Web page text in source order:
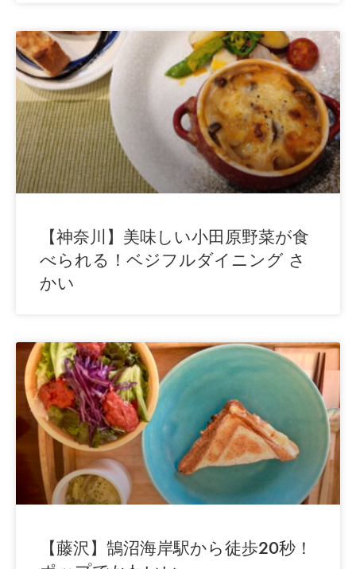
【神奈川】美味しい小田原野菜が食
べられる！ベジフルダイニング さ
かい
【藤沢】鵠沼海岸駅から徒歩20秒！